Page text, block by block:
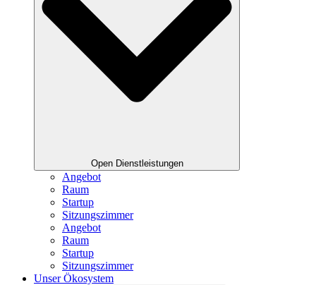
Open Dienstleistungen
Angebot
Raum
Startup
Sitzungszimmer
Angebot
Raum
Startup
Sitzungszimmer
Unser Ökosystem